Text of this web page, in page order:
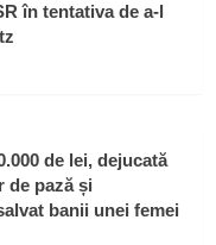
în tentativa de a-l
de lei, dejucată
de pază și
banii unei femei